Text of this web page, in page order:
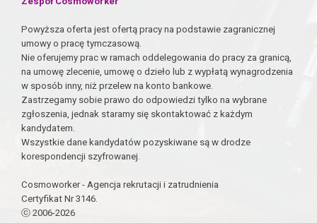
Powyższa oferta jest ofertą pracy na podstawie zagranicznej
umowy o pracę tymczasową.
Nie oferujemy prac w ramach oddelegowania do pracy za granicą,
na umowę zlecenie, umowę o dzieło lub z wypłatą wynagrodzenia
w sposób inny, niż przelew na konto bankowe.
Zastrzegamy sobie prawo do odpowiedzi tylko na wybrane
zgłoszenia, jednak staramy się skontaktować z każdym
kandydatem.
Wszystkie dane kandydatów pozyskiwane są w drodze
korespondencji szyfrowanej.
Cosmoworker - Agencja rekrutacji i zatrudnienia
Certyfikat Nr 3146.
ⓒ 2006-2026